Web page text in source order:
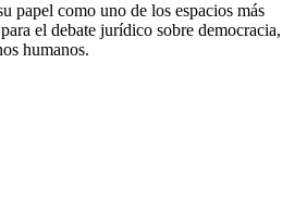
papel como uno de los espacios más
el debate jurídico sobre democracia,
humanos.